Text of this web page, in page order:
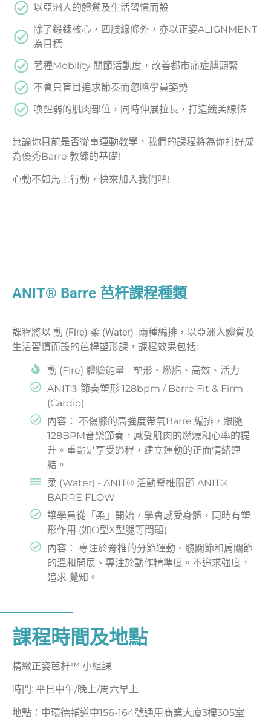
以亞洲人的體質及生活習慣而設
除了鍛鍊核心，四肢線條外，亦以正姿ALIGNMENT
為目標
著種Mobility 關節活動度，改善都市痛症膊頭緊
不會只盲目追求節奏而忽略學員姿勢
喚醒弱的肌肉部位，同時伸展拉長，打造纖美線條
無論你目前是否從事運動教學，我們的課程將為你打好成
為優秀Barre 教練的基礎!
心動不如馬上行動，快來加入我們吧!
ANIT® Barre 芭杆課程種類
課程將以 動 (Fire) 柔 (Water) 兩種編排，以亞洲人體質及
生活習慣而設的芭桿塑形課，課程效果包括:
動 (Fire) 體驗能量 - 塑形、燃脂、高效、活力
ANIT® 節奏塑形 128bpm / Barre Fit & Firm
(Cardio)
內容： 不傷膝的高強度帶氧Barre 編排，跟隨
128BPM音樂節奏，感受肌肉的燃燒和心率的提
升。重點是享受過程，建立運動的正面情緒連
結。
柔 (Water) - ANIT® 活動脊椎關節 ANIT®
BARRE FLOW
讓學員從「柔」開始，學會感受身體，同時有塑
形作用 (如O型X型腿等問題)
內容： 專注於脊椎的分節運動、髖關節和肩關節
的溫和開展、專注於動作精準度。不追求強度，
追求 覺知。
課程時間及地點
精緻正姿芭杆™ 小組課
時間: 平日中午/晚上/周六早上
地點：中環德輔道中156-164號通用商業大廈3樓305室